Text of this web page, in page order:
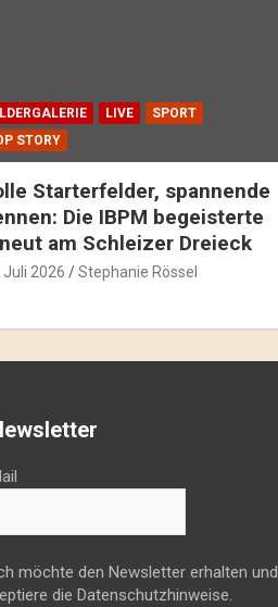
LIVE
SPORT
STORY
Starterfelder, spannende
Die IBPM begeisterte
am Schleizer Dreieck
Juli 2026 Stephanie Rössel
möchte den Newsletter erhalten und
die Datenschutzhinweise.